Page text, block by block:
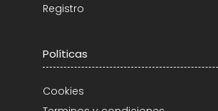
Registro
Políticas
Cookies